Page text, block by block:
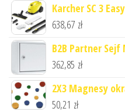
Karcher SC 3
638,67 zł
B2B Partner Sejf
362,85 zł
2X3 Magnesy
50,21 zł